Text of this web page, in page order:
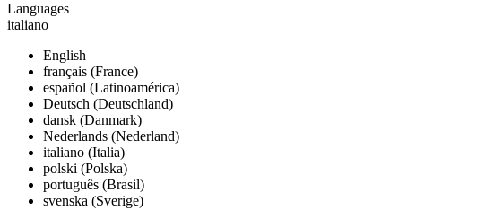
Languages
italiano
English
français (France)
español (Latinoamérica)
Deutsch (Deutschland)
dansk (Danmark)
Nederlands (Nederland)
italiano (Italia)
polski (Polska)
português (Brasil)
svenska (Sverige)